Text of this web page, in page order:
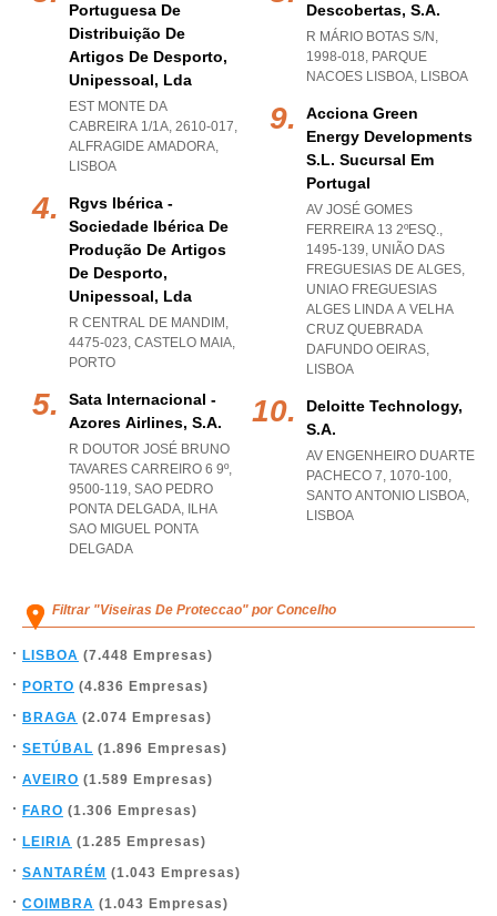
Portuguesa De
Distribuição De
Artigos De Desporto,
Unipessoal, Lda
EST MONTE DA
CABREIRA 1/1A, 2610-017,
ALFRAGIDE AMADORA,
LISBOA
Rgvs Ibérica -
Sociedade Ibérica De
Produção De Artigos
De Desporto,
Unipessoal, Lda
R CENTRAL DE MANDIM,
4475-023, CASTELO MAIA,
PORTO
Sata Internacional -
Azores Airlines, S.a.
R DOUTOR JOSÉ BRUNO
TAVARES CARREIRO 6 9º,
9500-119, SAO PEDRO
PONTA DELGADA, ILHA
SAO MIGUEL PONTA
DELGADA
Descobertas, S.a.
R MÁRIO BOTAS S/N,
1998-018, PARQUE
NACOES LISBOA, LISBOA
Acciona Green
Energy Developments
S.l. Sucursal Em
Portugal
AV JOSÉ GOMES
FERREIRA 13 2ºESQ.,
1495-139, UNIÃO DAS
FREGUESIAS DE ALGES,
UNIAO FREGUESIAS
ALGES LINDA A VELHA
CRUZ QUEBRADA
DAFUNDO OEIRAS,
LISBOA
Deloitte Technology,
S.a.
AV ENGENHEIRO DUARTE
PACHECO 7, 1070-100,
SANTO ANTONIO LISBOA,
LISBOA
Filtrar "Viseiras De Proteccao" por Concelho
LISBOA (7.448 Empresas)
PORTO (4.836 Empresas)
BRAGA (2.074 Empresas)
SETÚBAL (1.896 Empresas)
AVEIRO (1.589 Empresas)
FARO (1.306 Empresas)
LEIRIA (1.285 Empresas)
SANTARÉM (1.043 Empresas)
COIMBRA (1.043 Empresas)